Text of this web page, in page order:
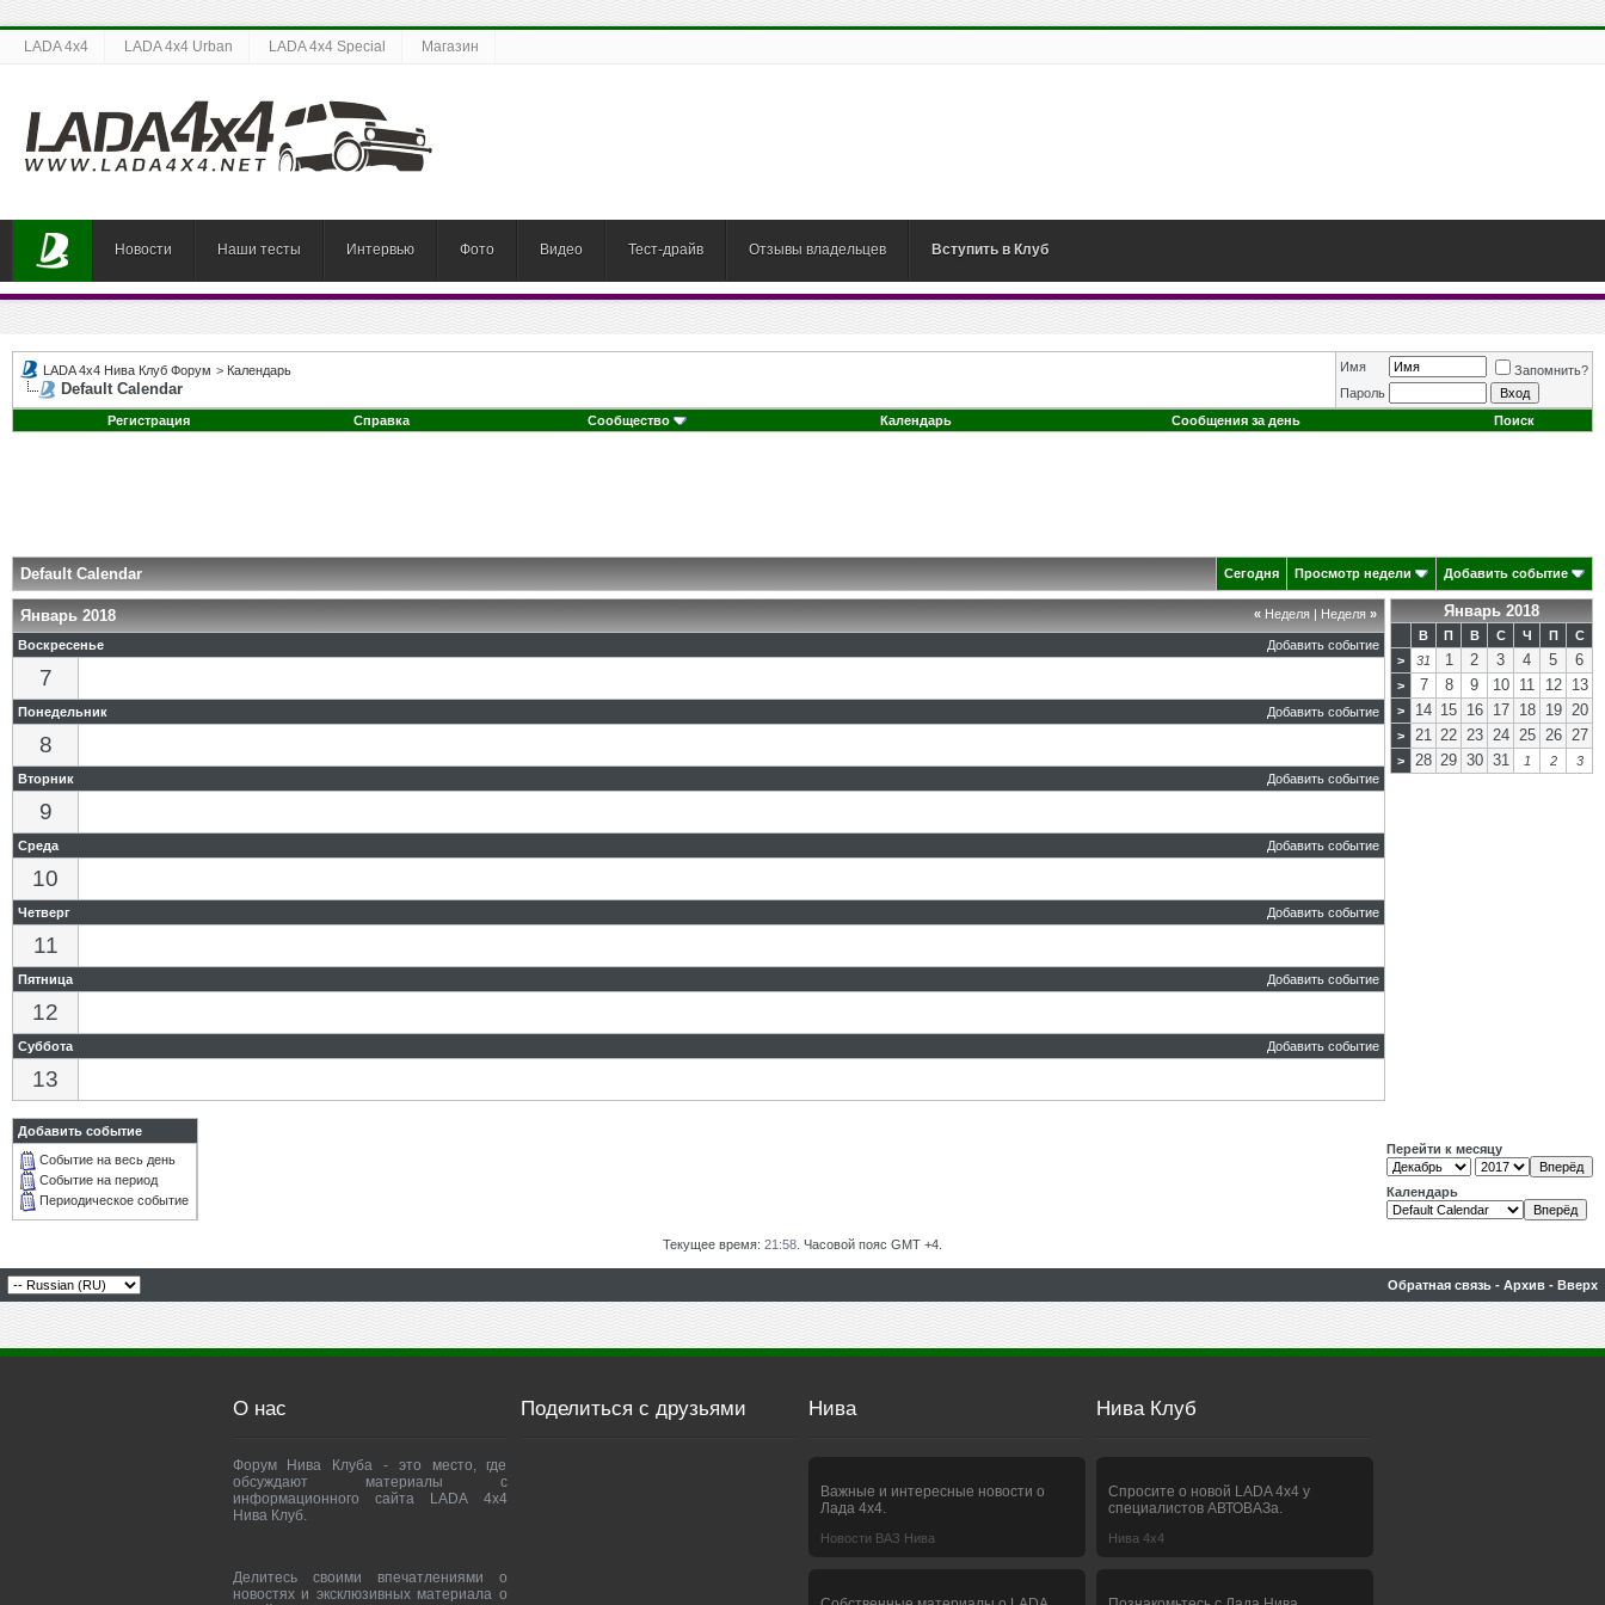
LADA 4x4 LADA 4x4 Urban LADA 4x4 Special Магазин
Новости Наши тесты Интервью Фото Видео Тест-драйв Отзывы владельцев Вступить в Клуб
LADA 4x4 Нива Клуб Форум > Календарь
Default Calendar
Имя
Запомнить?
Пароль
Регистрация
Справка Сообщество Календарь Сообщения за день Поиск
Default Calendar Сегодня Просмотр недели Добавить событие
« Неделя | Неделя »
Январь 2018
Добавить событие
Воскресенье
7
Добавить событие
Понедельник
8
Добавить событие
Вторник
9
Добавить событие
Среда
10
Добавить событие
Четверг
11
Добавить событие
Пятница
12
Добавить событие
Суббота
13
Январь 2018
В П В С Ч П
С
>
31 1 2 3 4 5 6
> 7 8 9 10 11 12 13
> 14 15 16 17 18 19 20
> 21 22 23 24 25 26 27
> 28 29 30 31 1 2 3
Добавить событие
Событие на весь день
Событие на период
Периодическое событие
Перейти к месяцу
Календарь
Текущее время: 21:58 . Часовой пояс GMT +4.
Обратная связь - Архив - Вверх
О нас
Форум Нива Клуба - это место, где
обсуждают материалы с
информационного сайта LADA 4x4
Нива Клуб.
Делитесь своими впечатлениями о
новостях и эксклюзивных материала о
Поделиться с друзьями Нива
Важные и интересные новости о
Лада 4х4.
Новости ВАЗ Нива
Нива Клуб
Спросите о новой LADA 4x4 у
специалистов АВТОВАЗа.
Нива 4х4